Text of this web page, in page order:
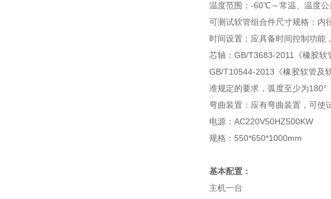
温度范围：-60℃～常温、温度
可测试软管组合件尺寸规格：内
时间设置：应具备时间控制功能
芯轴：GB/T3683-2011《橡胶软
GB/T10544-2013《橡胶软管及
准规定的要求，弧度至少为180°
弯曲装置：应有弯曲装置，可使
电源：AC220V50HZ500KW
规格：550*650*1000mm
基本配置：
主机一台